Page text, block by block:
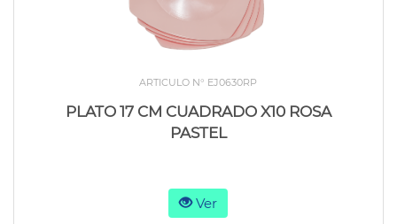
ARTICULO N° EJ0630RP
PLATO 17 CM CUADRADO X10 ROSA
PASTEL
Ver